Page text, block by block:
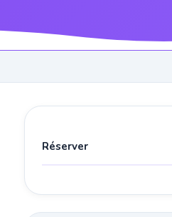
Réserver